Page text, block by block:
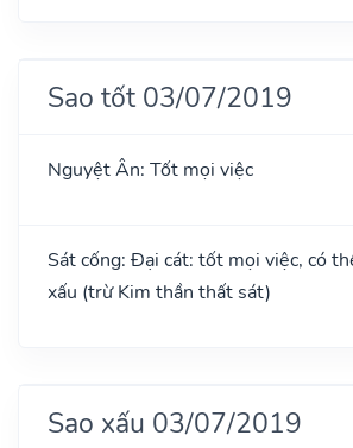
Sao tốt 03/07/2019
Nguyệt Ân: Tốt mọi việc
Sát cống: Đại cát: tốt mọi việc, có
xấu (trừ Kim thần thất sát)
Sao xấu 03/07/2019